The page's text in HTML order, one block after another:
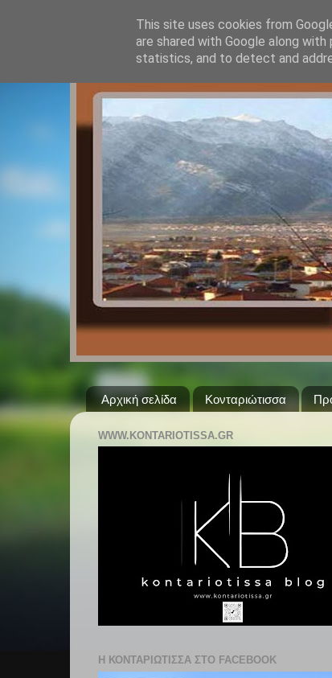
Αρχική σελίδα Κονταριώτισσα
WWW.KONTARIOTISSA.GR
Η ΚΟΝΤΑΡΙΩΤΙΣΣΑ ΣΤΟ FACEBOOK
This site uses cookies from
are shared with Google along
statistics, and to detect and